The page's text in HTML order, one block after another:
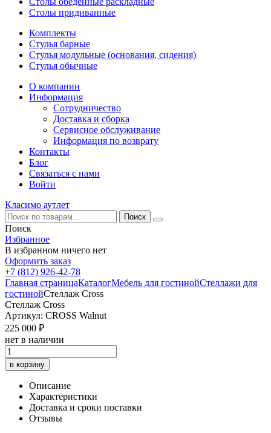
Столы придиванные
Комплекты
Стулья барные
Стулья модульные (основания, сидения)
Стулья обычные
О компании
Информация
Сотрудничество
Доставка и сборка
Сервисное обслуживание
Информация по возврату
Контакты
Блог
Связаться с нами
Войти
Класимо аутлет
Поиск
Избранное
В избранном ничего нет
Оформить заказ
+7 (812) 926-42-78
Главная страницаКаталогМебель для гостинойСтеллажи для
гостинойСтеллаж Cross
Стеллаж Cross
Артикул: CROSS Walnut
225 000 ₽
нет в наличии
в корзину
Описание
Характеристики
Доставка и сроки поставки
Отзывы